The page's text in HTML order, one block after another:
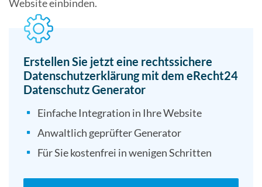
Website einbinden.
Erstellen Sie jetzt eine rechtssichere
Datenschutzerklärung mit dem eRecht24
Datenschutz Generator
Einfache Integration in Ihre Website
Anwaltlich geprüfter Generator
Für Sie kostenfrei in wenigen Schritten